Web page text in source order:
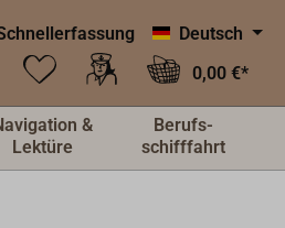
Deutsch
0,00 €*
&
Lektüre
Berufs-
schifffahrt